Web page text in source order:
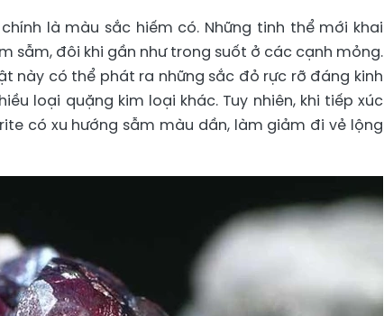
là màu sắc hiếm có. Những tinh thể mới khai
sẫm, đôi khi gần như trong suốt ở các cạnh mỏng.
này có thể phát ra những sắc đỏ rực rỡ đáng kinh
loại quặng kim loại khác. Tuy nhiên, khi tiếp xúc
có xu hướng sẫm màu dần, làm giảm đi vẻ lộng